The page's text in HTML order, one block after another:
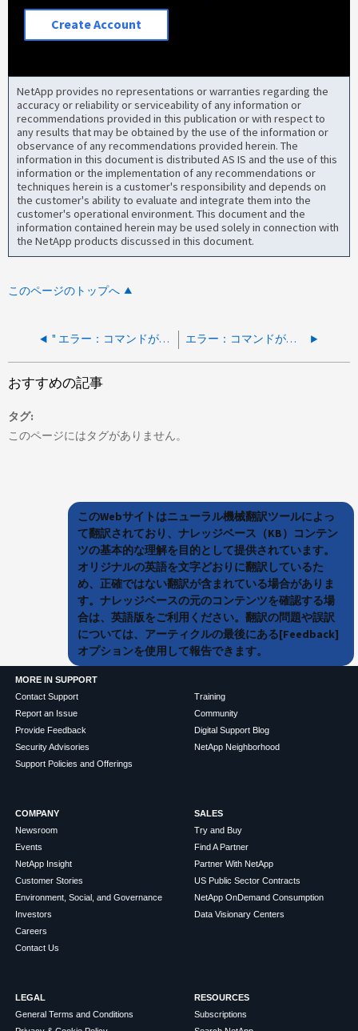
Create Account
NetApp provides no representations or warranties regarding the
accuracy or reliability or serviceability of any information or
recommendations provided in this publication or with respect to
any results that may be obtained by the use of the information or
observance of any recommendations provided herein. The
information in this document is distributed AS IS and the use of this
information or the implementation of any recommendations or
techniques herein is a customer's responsibility and depends on
the customer's ability to evaluate and integrate them into the
customer's operational environment. This document and the
information contained herein may be used solely in connection with
the NetApp products discussed in this document.
このページのトップへ
" エラー：コマンドが失敗しました：サーバチェーンの証明書エントリが重複しています。 " エラー：コマンドが失敗しました：「 x.x.x.x 」のキーサーバには、現在使用中では使用できないボリューム暗号化キーが格納されています
おすすめの記事
タグ
このページにはタグがありません。
このWebサイトはニューラル機械翻訳ツールによっ
て翻訳されており、ナレッジベース（KB）コンテン
ツの基本的な理解を目的として提供されています。
オリジナルの英語を文字どおりに翻訳しているた
め、正確ではない翻訳が含まれている場合がありま
す。ナレッジベースの元のコンテンツを確認する場
合は、英語版をご利用ください。翻訳の問題や誤訳
については、アーティクルの最後にある[Feedback]
オプションを使用して報告できます。
MORE IN SUPPORT
Contact Support
Report an Issue
Provide Feedback
Security Advisories
Support Policies and Offerings
Training
Community
Digital Support Blog
NetApp Neighborhood
COMPANY
Newsroom
Events
NetApp Insight
Customer Stories
Environment, Social, and Governance
Investors
Careers
Contact Us
SALES
Try and Buy
Find A Partner
Partner With NetApp
US Public Sector Contracts
NetApp OnDemand Consumption
Data Visionary Centers
LEGAL
General Terms and Conditions
RESOURCES
Subscriptions